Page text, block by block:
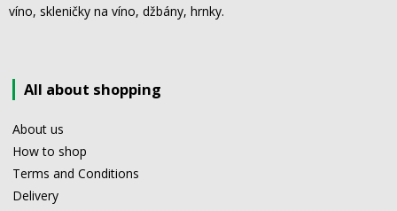
víno, skleničky na víno, džbány, hrnky.
All about shopping
About us
How to shop
Terms and Conditions
Delivery